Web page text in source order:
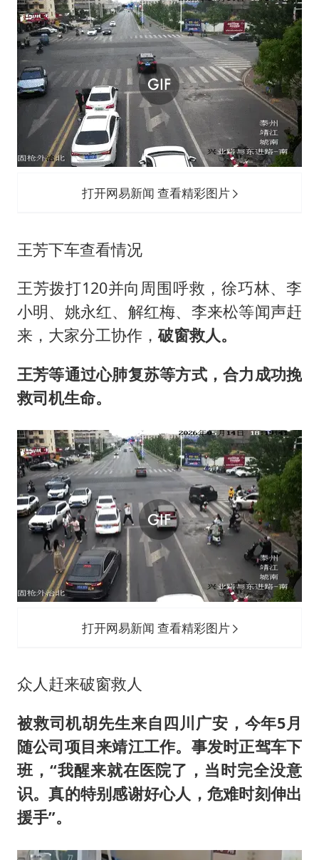
打开网易新闻 查看精彩图片
王芳下车查看情况
王芳拨打120并向周围呼救，徐巧林、李
小明、姚永红、解红梅、李来松等闻声赶
来，大家分工协作，破窗救人。
王芳等通过心肺复苏等方式，合力成功挽
救司机生命。
打开网易新闻 查看精彩图片
众人赶来破窗救人
被救司机胡先生来自四川广安， 今年5月
随公司项目来靖江工作。 事发时正驾车下
班， “我醒来就在医院了， 当时完全没意
识。真的特别感谢好心人， 危难时刻伸出
援手”。